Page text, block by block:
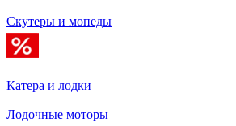
Скутеры и мопеды
Катера и лодки
Лодочные моторы